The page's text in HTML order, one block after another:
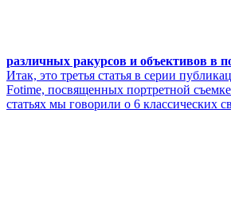
различных ракурсов и объективов в
Итак, это третья статья в серии
Fotime, посвященных портретной
статьях мы говорили о 6 классических